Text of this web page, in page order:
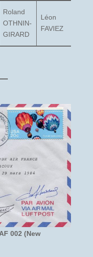
Roland
OTHNIN-
GIRARD
Léon
FAVIEZ
002 (New